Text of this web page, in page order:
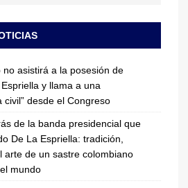
no asistirá a la posesión de
y llama a una
civil” desde el Congreso
de la banda presidencial que
De La Espriella: tradición,
arte de un sastre colombiano
mundo